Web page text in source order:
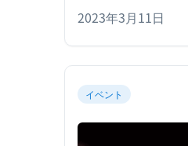
伴うソフトウェア
2023年3月11日
イベント